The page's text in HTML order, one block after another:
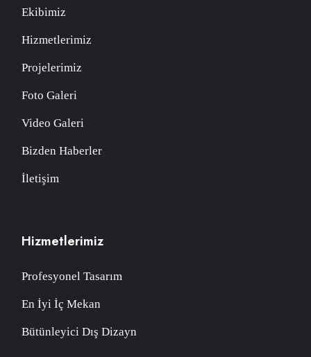
Ekibimiz
Hizmetlerimiz
Projelerimiz
Foto Galeri
Video Galeri
Bizden Haberler
İletişim
Hizmetlerimiz
Profesyonel Tasarım
En İyi İç Mekan
Bütünleyici Dış Dizayn